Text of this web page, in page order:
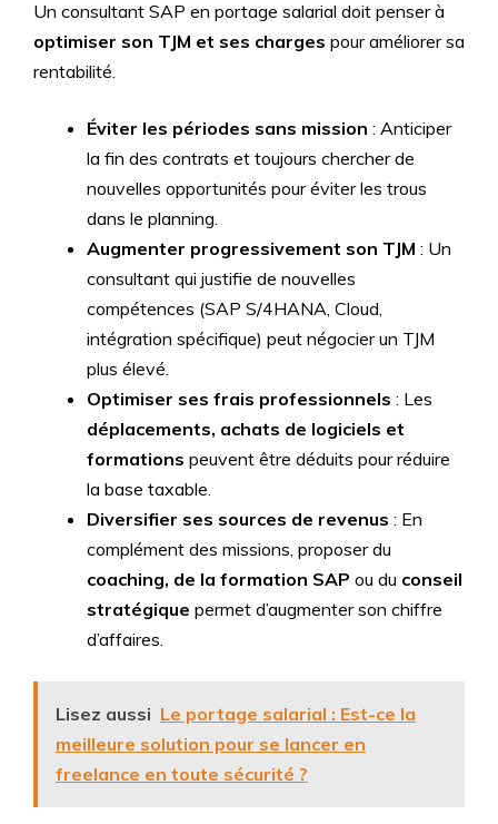
Un consultant SAP en portage salarial doit penser à
optimiser son TJM et ses charges pour améliorer sa
rentabilité.
Éviter les périodes sans mission : Anticiper
la fin des contrats et toujours chercher de
nouvelles opportunités pour éviter les trous
dans le planning.
Augmenter progressivement son TJM : Un
consultant qui justifie de nouvelles
compétences (SAP S/4HANA, Cloud,
intégration spécifique) peut négocier un TJM
plus élevé.
Optimiser ses frais professionnels : Les
déplacements, achats de logiciels et
formations peuvent être déduits pour réduire
la base taxable.
Diversifier ses sources de revenus : En
complément des missions, proposer du
coaching, de la formation SAP ou du conseil
stratégique permet d’augmenter son chiffre
d’affaires.
Lisez aussi Le portage salarial : Est-ce la
meilleure solution pour se lancer en
freelance en toute sécurité ?